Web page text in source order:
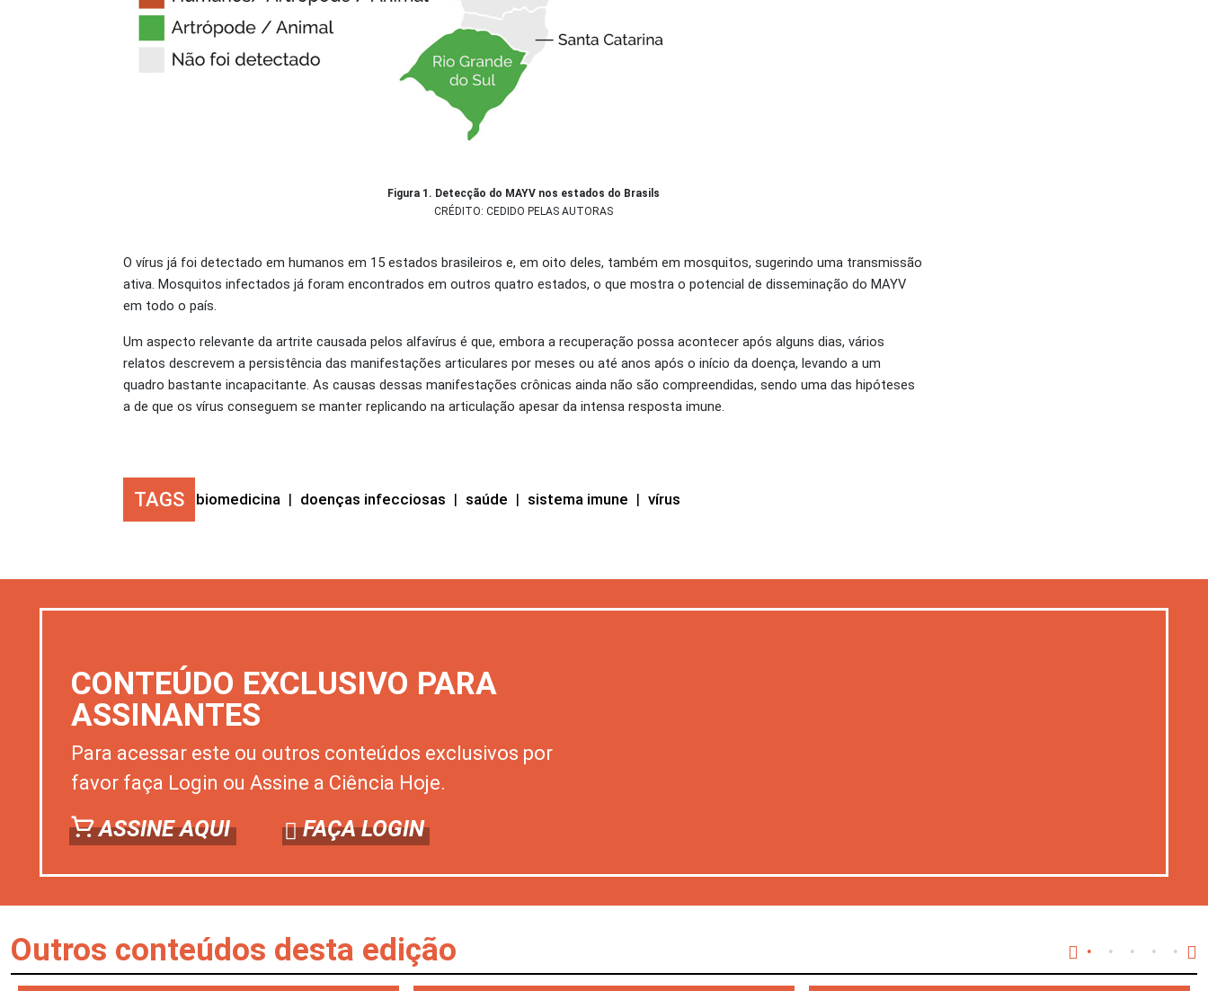
Figura 1. Detecção do MAYV nos estados do Brasils
CRÉDITO: CEDIDO PELAS AUTORAS
O vírus já foi detectado em humanos em 15 estados brasileiros e, em oito deles, também em mosquitos, sugerindo uma transmissão
ativa. Mosquitos infectados já foram encontrados em outros quatro estados, o que mostra o potencial de disseminação do MAYV
em todo o país.
Um aspecto relevante da artrite causada pelos alfavírus é que, embora a recuperação possa acontecer após alguns dias, vários
relatos descrevem a persistência das manifestações articulares por meses ou até anos após o início da doença, levando a um
quadro bastante incapacitante. As causas dessas manifestações crônicas ainda não são compreendidas, sendo uma das hipóteses
a de que os vírus conseguem se manter replicando na articulação apesar da intensa resposta imune.
TAGS biomedicina | doenças infecciosas | saúde | sistema imune | vírus
CONTEÚDO EXCLUSIVO PARA
ASSINANTES
Para acessar este ou outros conteúdos exclusivos por
favor faça Login ou Assine a Ciência Hoje.
ASSINE AQUI FAÇA LOGIN
Outros conteúdos desta edição